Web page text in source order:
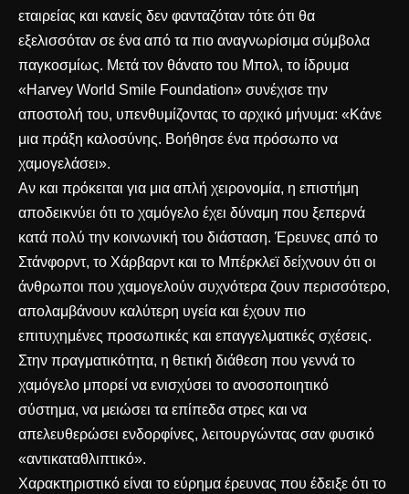
εταιρείας και κανείς δεν φανταζόταν τότε ότι θα
εξελισσόταν σε ένα από τα πιο αναγνωρίσιμα σύμβολα
παγκοσμίως. Μετά τον θάνατο του Μπολ, το ίδρυμα
«Harvey World Smile Foundation» συνέχισε την
αποστολή του, υπενθυμίζοντας το αρχικό μήνυμα: «Κάνε
μια πράξη καλοσύνης. Βοήθησε ένα πρόσωπο να
χαμογελάσει».
Αν και πρόκειται για μια απλή χειρονομία, η επιστήμη
αποδεικνύει ότι το χαμόγελο έχει δύναμη που ξεπερνά
κατά πολύ την κοινωνική του διάσταση. Έρευνες από το
Στάνφορντ, το Χάρβαρντ και το Μπέρκλεϊ δείχνουν ότι οι
άνθρωποι που χαμογελούν συχνότερα ζουν περισσότερο,
απολαμβάνουν καλύτερη υγεία και έχουν πιο
επιτυχημένες προσωπικές και επαγγελματικές σχέσεις.
Στην πραγματικότητα, η θετική διάθεση που γεννά το
χαμόγελο μπορεί να ενισχύσει το ανοσοποιητικό
σύστημα, να μειώσει τα επίπεδα στρες και να
απελευθερώσει ενδορφίνες, λειτουργώντας σαν φυσικό
«αντικαταθλιπτικό».
Χαρακτηριστικό είναι το εύρημα έρευνας που έδειξε ότι το